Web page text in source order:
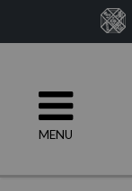
MENU